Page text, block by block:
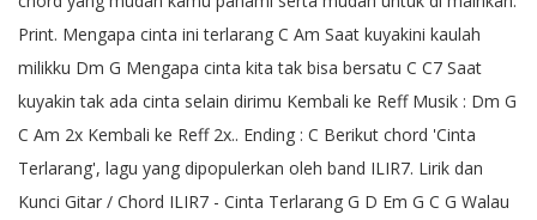
Print. Mengapa cinta ini terlarang C Am Saat kuyakini kaulah
milikku Dm G Mengapa cinta kita tak bisa bersatu C C7 Saat
kuyakin tak ada cinta selain dirimu Kembali ke Reff Musik : Dm G
C Am 2x Kembali ke Reff 2x.. Ending : C Berikut chord 'Cinta
Terlarang', lagu yang dipopulerkan oleh band ILIR7. Lirik dan
Kunci Gitar / Chord ILIR7 - Cinta Terlarang G D Em G C G Walau